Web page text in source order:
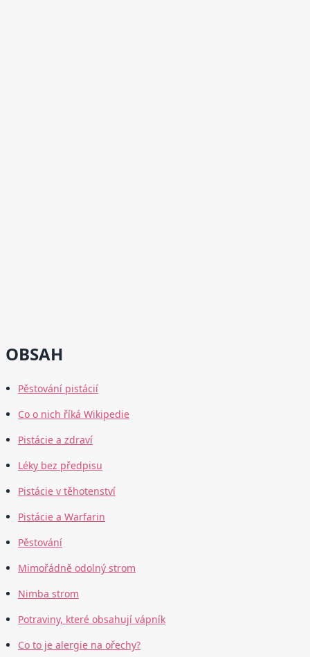
OBSAH
Pěstování pistácií
Co o nich říká Wikipedie
Pistácie a zdraví
Léky bez předpisu
Pistácie v těhotenství
Pistácie a Warfarin
Pěstování
Mimořádně odolný strom
Nimba strom
Potraviny, které obsahují vápník
Co to je alergie na ořechy?